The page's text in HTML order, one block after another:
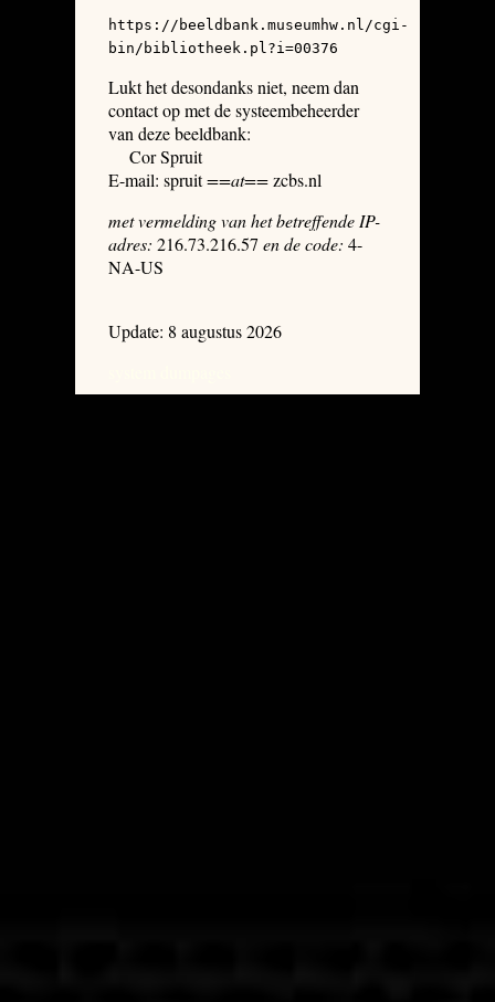
https://beeldbank.museumhw.nl/cgi-
bin/bibliotheek.pl?i=00376
Lukt het desondanks niet, neem dan
contact op met de systeembeheerder
van deze beeldbank:
Cor Spruit
E-mail: spruit==at==zcbs.nl
met vermelding van het betreffende IP-
adres: 216.73.216.57 en de code: 4-
NA-US
Update: 8 augustus 2026